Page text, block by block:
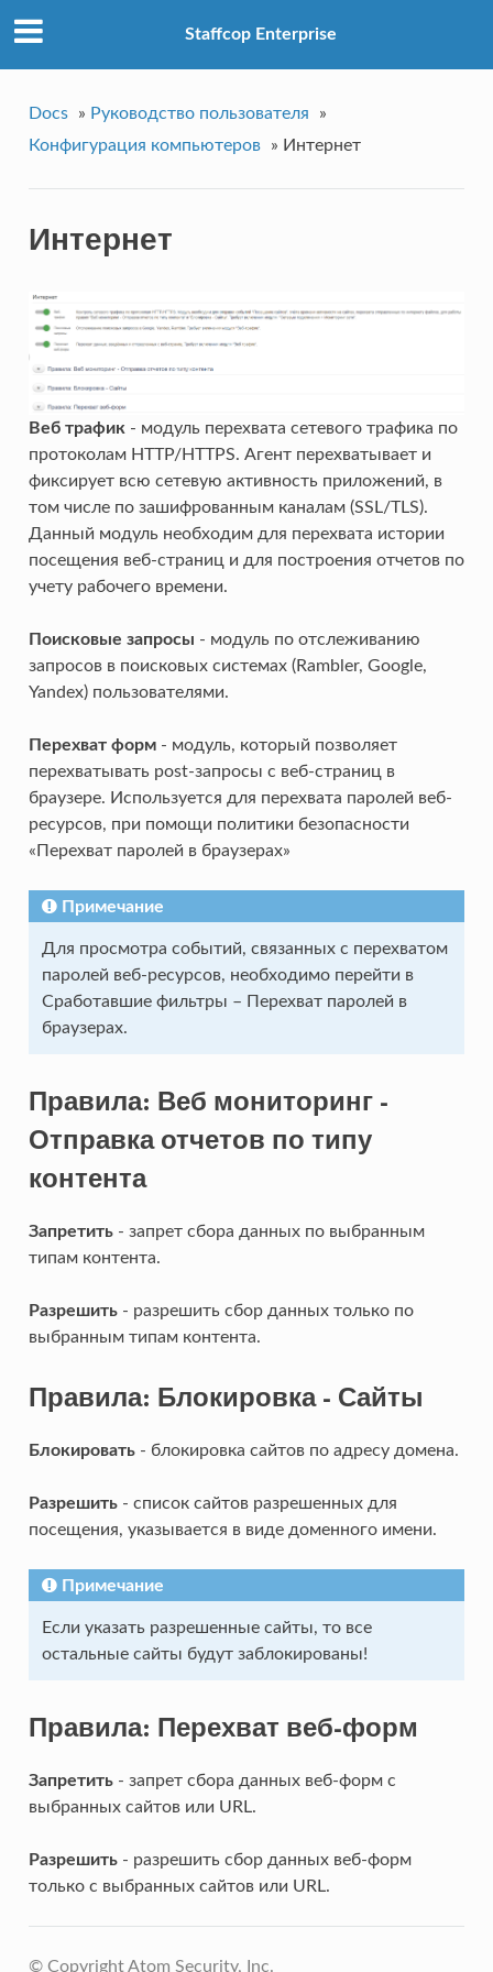
Staffcop Enterprise
Docs » Руководство пользователя
»
Конфигурация компьютеров
» Интернет
Интернет
Веб трафик - модуль перехвата сетевого трафика по
протоколам HTTP/HTTPS. Агент перехватывает и
фиксирует всю сетевую активность приложений, в
том числе по зашифрованным каналам (SSL/TLS).
Данный модуль необходим для перехвата истории
посещения веб-страниц и для построения отчетов по
учету рабочего времени.
Поисковые запросы - модуль по отслеживанию
запросов в поисковых системах (Rambler, Google,
Yandex) пользователями.
Перехват форм- модуль, который позволяет
перехватывать post-запросы с веб-страниц в
браузере. Используется для перехвата паролей веб-
ресурсов, при помощи политики безопасности
«Перехват паролей в браузерах»
Примечание
Для просмотра событий, связанных с перехватом
паролей веб-ресурсов, необходимо перейти в
Сработавшие фильтры – Перехват паролей в
браузерах.
Правила: Веб мониторинг -
Отправка отчетов по типу
контента
Запретить- запрет сбора данных по выбранным
типам контента.
Разрешить- разрешить сбор данных только по
выбранным типам контента.
Правила: Блокировка - Сайты
Блокировать- блокировка сайтов по адресу домена.
Разрешить- список сайтов разрешенных для
посещения, указывается в виде доменного имени.
Примечание
Если указать разрешенные сайты, то все
остальные сайты будут заблокированы!
Правила: Перехват веб-форм
Запретить- запрет сбора данных веб-форм с
выбранных сайтов или URL.
Разрешить- разрешить сбор данных веб-форм
только с выбранных сайтов или URL.
© Copyright Atom Security, Inc.